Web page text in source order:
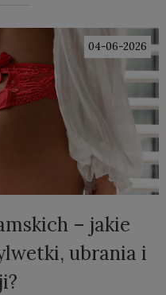
04-06-2026
– jakie
ubrania i